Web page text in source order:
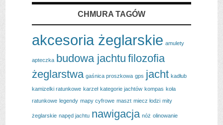
CHMURA TAGÓW
akcesoria żeglarskie amulety
apteczka budowa jachtu filozofia
żeglarstwa gaśnica proszkowa gps jacht kadłub
kamizelki ratunkowe karzeł kategorie jachtów kompas koła
ratunkowe legendy mapy cyfrowe maszt miecz łodzi mity
żeglarskie napęd jachtu nawigacja nóż olinowanie